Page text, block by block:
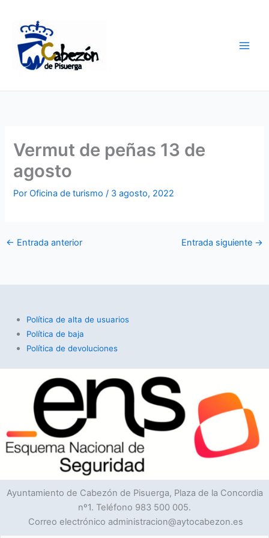
contenido
Vermut de peñas 13 de
agosto
PorOficina de turismo/ 3 agosto, 2022
← Entrada anterior Entrada siguiente →
Política de alta de usuarios
Política de baja
Política de devoluciones
Ayuntamiento de Cabezón de Pisuerga, Plaza de la Concordia
nº1. Teléfono 983 500 005.
Correo electrónico administracion@aytocabezon.es